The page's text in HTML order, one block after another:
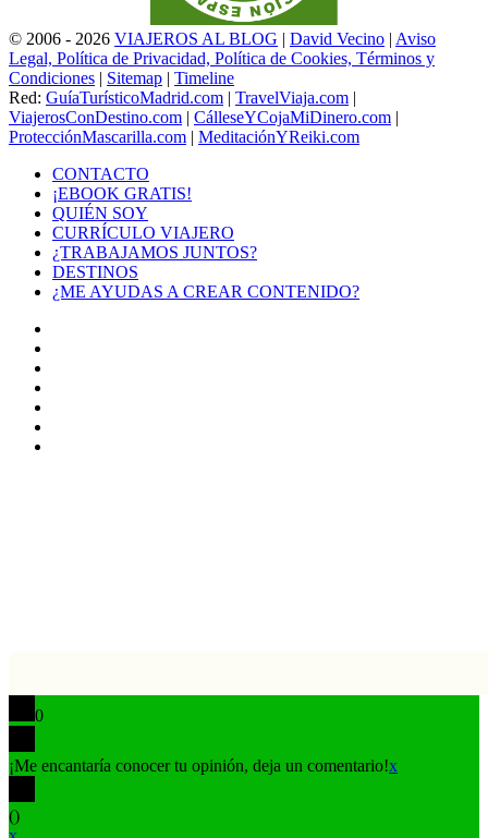
© 2006 - 2026 VIAJEROS AL BLOG | David Vecino | Aviso
Legal, Política de Privacidad, Política de Cookies, Términos y
Condiciones | Sitemap | Timeline
Red: GuíaTurísticoMadrid.com | TravelViaja.com |
ViajerosConDestino.com | CálleseYCojaMiDinero.com |
ProtecciónMascarilla.com | MeditaciónYReiki.com
CONTACTO
¡EBOOK GRATIS!
QUIÉN SOY
CURRÍCULO VIAJERO
¿TRABAJAMOS JUNTOS?
DESTINOS
¿ME AYUDAS A CREAR CONTENIDO?
0
¡Me encantaría conocer tu opinión, deja un comentario!x
()